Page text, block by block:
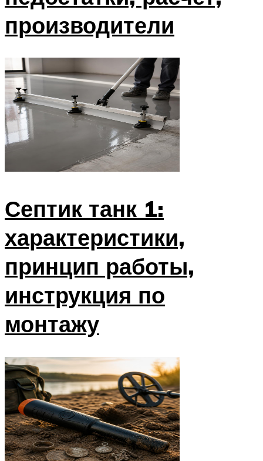
производители
Септик танк 1:
характеристики,
принцип работы,
инструкция по
монтажу